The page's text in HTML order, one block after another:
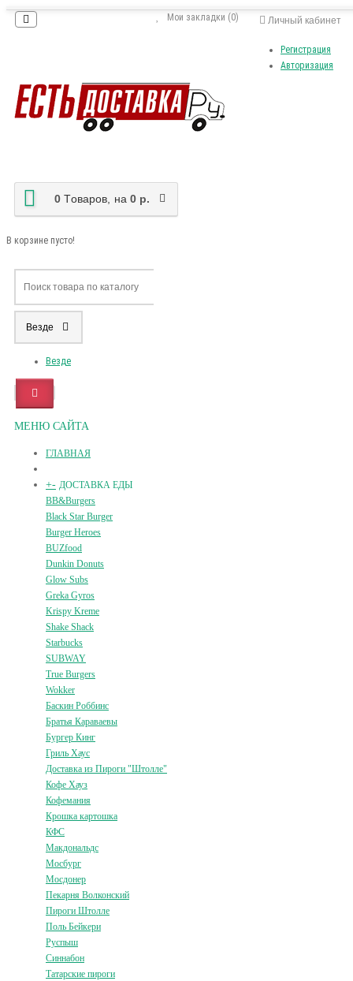
Личный кабинет
Регистрация
Авторизация
Мои закладки (0)
0 Tоваров, на 0 р.
В корзине пусто!
Везде
Везде
МЕНЮ САЙТА
ГЛАВНАЯ
+- ДОСТАВКА ЕДЫ
BB&Burgers
Black Star Burger
Burger Heroes
BUZfood
Dunkin Donuts
Glow Subs
Greka Gyros
Krispy Kreme
Shake Shack
Starbucks
SUBWAY
True Burgers
Wokker
Баскин Роббинс
Братья Караваевы
Бургер Кинг
Гриль Хаус
Доставка из Пироги "Штолле"
Кофе Хауз
Кофемания
Крошка картошка
КФС
Макдональдс
Мосбург
Мосдонер
Пекарня Волконский
Пироги Штолле
Поль Бейкери
Руспыш
Синнабон
Татарские пироги